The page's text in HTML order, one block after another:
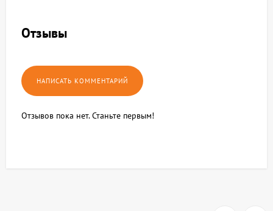
Отзывы
Отзывов пока нет. Станьте первым!